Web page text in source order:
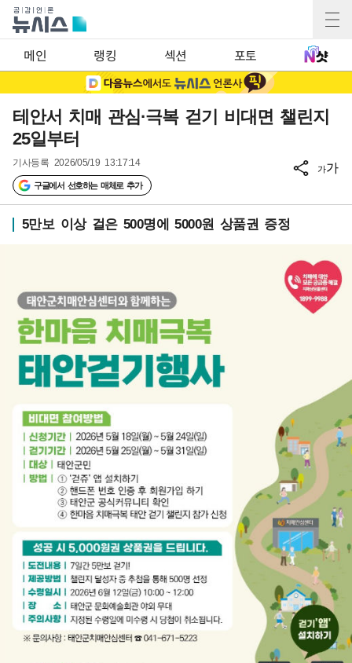
메인 랭킹 섹션 포토
테안서 치매 관심·극복 걷기 비대면 챌린지
25일부터
기사등록 2026/05/19 13:17:14
구글에서 선호하는 매체로 추가
가가
5만보 이상 걸은 500명에 5000원 상품권 증정